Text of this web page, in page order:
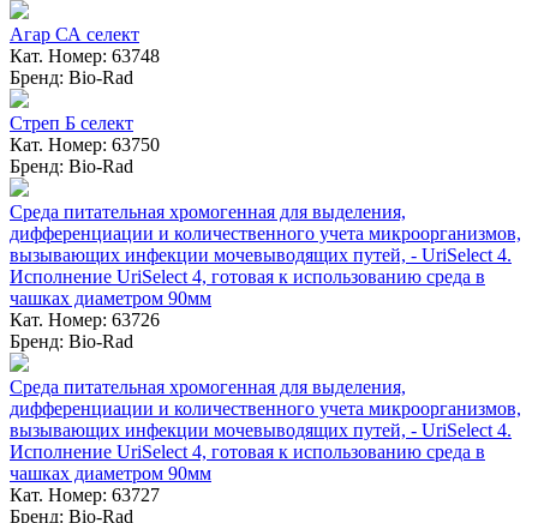
Агар СА селект
Кат. Номер: 63748
Бренд: Bio-Rad
Стреп Б селект
Кат. Номер: 63750
Бренд: Bio-Rad
Среда питательная хромогенная для выделения,
дифференциации и количественного учета микроорганизмов,
вызывающих инфекции мочевыводящих путей, - UriSelect 4.
Исполнение UriSelect 4, готовая к использованию среда в
чашках диаметром 90мм
Кат. Номер: 63726
Бренд: Bio-Rad
Среда питательная хромогенная для выделения,
дифференциации и количественного учета микроорганизмов,
вызывающих инфекции мочевыводящих путей, - UriSelect 4.
Исполнение UriSelect 4, готовая к использованию среда в
чашках диаметром 90мм
Кат. Номер: 63727
Бренд: Bio-Rad